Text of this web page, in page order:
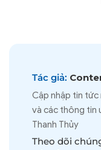
Tác giả:
Cập nhập tin
và các thông tin
Thanh Thủy
Theo dõi